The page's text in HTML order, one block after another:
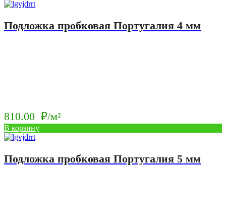
м².
цена:
120.00
Подложка пробковая Португалия 4 мм
810.00 ₽/м²
В корзину
Подложка пробковая Португалия 5 мм